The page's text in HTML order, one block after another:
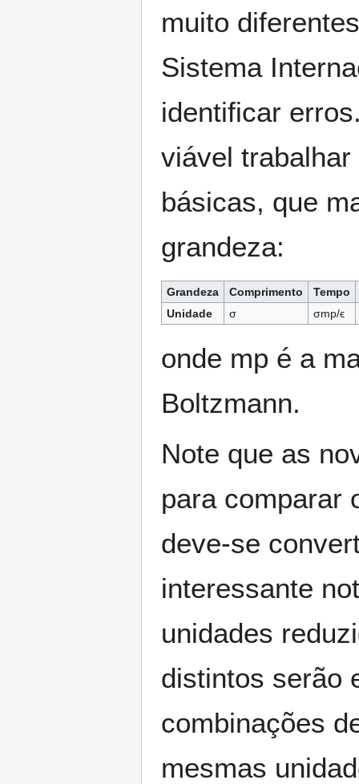
muito
Sistema
identificar
viável
básicas, que
grandeza:
Grandeza Comprimento
Tempo
Unidade
σ σmp/ϵ
onde mp é a
Boltzmann.
Note que as
para comparar
deve-se
interessante
unidades
distintos serão
combinações
mesmas